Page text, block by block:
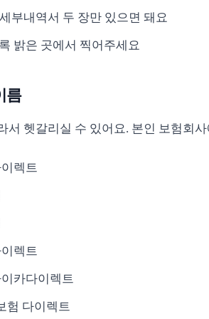
부내역서 두 장만 있으면 돼요
밝은 곳에서 찍어주세요
름
서 헷갈리실 수 있어요. 본인 보험회
렉트
렉트
카다이렉트
험 다이렉트